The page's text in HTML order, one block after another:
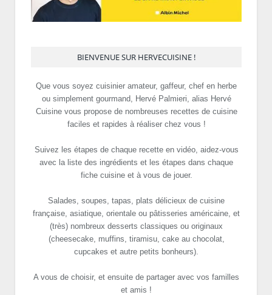
BIENVENUE SUR HERVECUISINE !
Que vous soyez cuisinier amateur, gaffeur, chef en herbe
ou simplement gourmand, Hervé Palmieri, alias Hervé
Cuisine vous propose de nombreuses recettes de cuisine
faciles et rapides à réaliser chez vous !
Suivez les étapes de chaque recette en vidéo, aidez-vous
avec la liste des ingrédients et les étapes dans chaque
fiche cuisine et à vous de jouer.
Salades, soupes, tapas, plats délicieux de cuisine
française, asiatique, orientale ou pâtisseries américaine, et
(très) nombreux desserts classiques ou originaux
(cheesecake, muffins, tiramisu, cake au chocolat,
cupcakes et autre petits bonheurs).
A vous de choisir, et ensuite de partager avec vos familles
et amis !